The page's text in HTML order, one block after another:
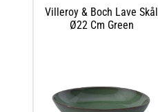
Afina.- Sofistikerad design.-
Minimalistisk form.- Delikata
detaljer.- Tillverkad av porslin.
Villeroy & Boch Lave Skål
Ø22 Cm Green